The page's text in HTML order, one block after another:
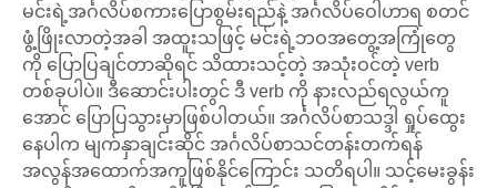
မင်းရဲ့အင်္ဂလိပ်စကားပြောစွမ်းရည်နဲ့ အင်္ဂလိပ်ဝေါဟာရ စတင်
ဖွံ့ဖြိုးလာတဲ့အခါ အထူးသဖြင့် မင်းရဲ့ဘဝအတွေ့အကြုံတွေ
ကို ပြောပြချင်တာဆိုရင် သိထားသင့်တဲ့ အသုံးဝင်တဲ့ verb
တစ်ခုပါပဲ။ ဒီဆောင်းပါးတွင် ဒီ verb ကို နားလည်ရလွယ်ကူ
အောင် ပြောပြသွားမှာဖြစ်ပါတယ်။ အင်္ဂလိပ်စာသဒ္ဒါ ရှုပ်ထွေး
နေပါက မျက်နှာချင်းဆိုင် အင်္ဂလိပ်စာသင်တန်းတက်ရန်
အလွန်အထောက်အကူဖြစ်နိုင်ကြောင်း သတိရပါ။ သင့်မေးခွန်း